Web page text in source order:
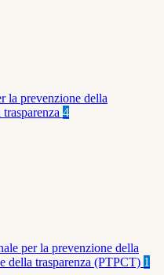
la prevenzione della
4
per la prevenzione della
della trasparenza (PTPCT) 1